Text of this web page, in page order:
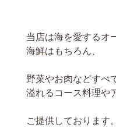
当店は海を愛するオ
海鮮はもちろん、
野菜やお肉などすべ
溢れるコース料理や
ご提供しております。